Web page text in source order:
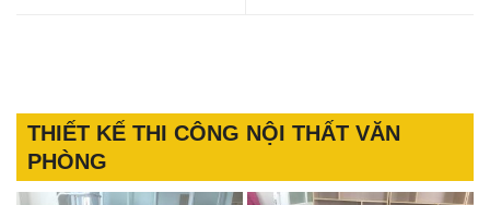
THIẾT KẾ THI CÔNG NỘI THẤT VĂN
PHÒNG